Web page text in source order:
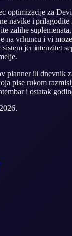
optimizacije za
navike i prilagodite
zalihe
na vrhuncu i vi
jer intenzitet
planner ili dnevnik
pise rukom
i ostatak